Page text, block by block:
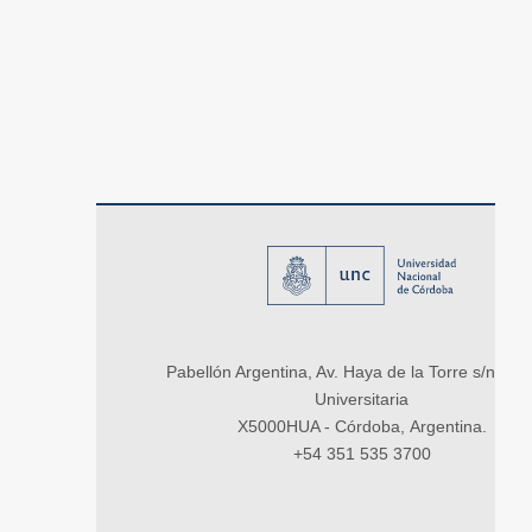
Pabellón Argentina, Av. Haya de la Torre s/n,
Universitaria
X5000HUA - Córdoba, Argentina.
+54 351 535 3700